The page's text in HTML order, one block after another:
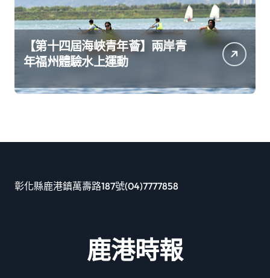
【第十四屆海峽青年薈】兩岸青
年福州體驗水上運動
彰化縣鹿港鎮萬壽路187號(04)7777858
鹿港時報